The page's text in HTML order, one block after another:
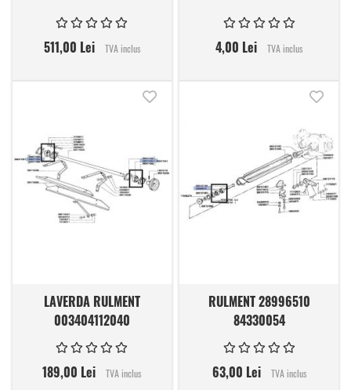
511,00 Lei TVA inclus 4,00 Lei TVA inclus
LAVERDA RULMENT
003404112040
189,00 Lei TVA inclus
RULMENT 28996510
84330054
63,00 Lei TVA inclus